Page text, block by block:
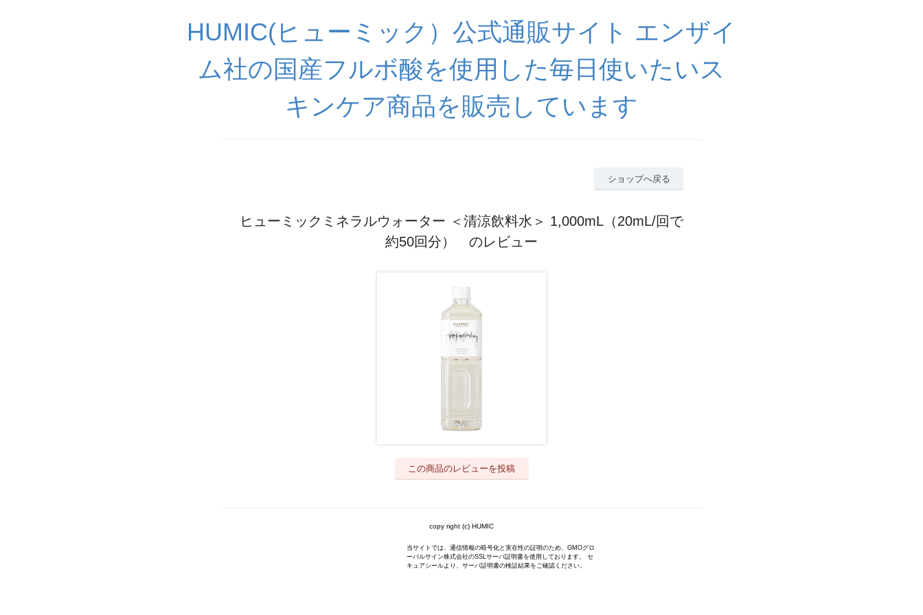
HUMIC(ヒューミック）公式通販サイト エンザイ
ム社の国産フルボ酸を使用した毎日使いたいス
キンケア商品を販売しています
ショップへ戻る
ヒューミックミネラルウォーター ＜清涼飲料水＞ 1,000mL（20mL/回で
約50回分） のレビュー
この商品のレビューを投稿
copy right (c) HUMIC
当サイトでは、通信情報の暗号化と実在性の証明のため、GMOグロ
ーバルサイン株式会社のSSLサーバ証明書を使用しております。 セ
キュアシールより、サーバ証明書の検証結果をご確認ください。